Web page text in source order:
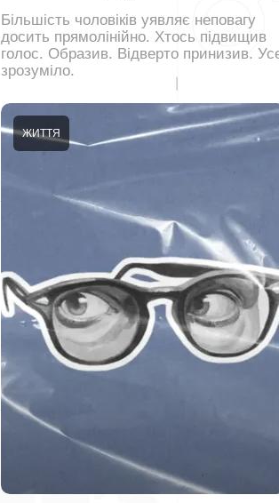
Більшість чоловіків уявляє неповагу
досить прямолінійно. Хтось підвищив
голос. Образив. Відверто принизив.
зрозуміло.
ЖИТТЯ